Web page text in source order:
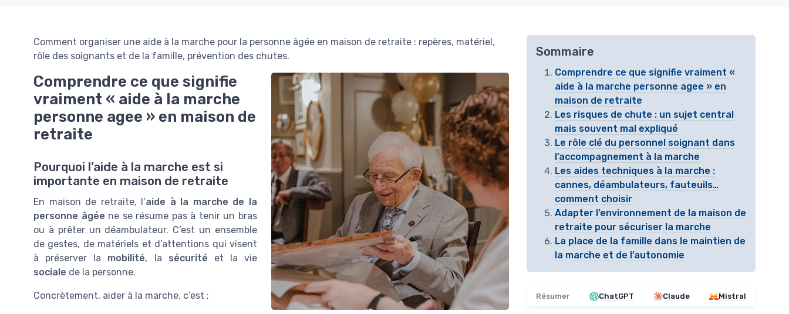
Comment organiser une aide à la marche pour la personne âgée en maison de retraite : repères, matériel,
rôle des soignants et de la famille, prévention des chutes.
Comprendre ce que signifie
vraiment « aide à la marche
personne agee » en maison de
retraite
Pourquoi l’aide à la marche est si
importante en maison de retraite
En maison de retraite, l’aide à la marche de la
personne âgée ne se résume pas à tenir un bras
ou à prêter un déambulateur. C’est un ensemble
de gestes, de matériels et d’attentions qui visent
à préserver la mobilité, la sécurité et la vie
sociale de la personne.
Concrètement, aider à la marche, c’est :
Sommaire
Comprendre ce que signifie vraiment «
aide à la marche personne agee » en
maison de retraite
Les risques de chute : un sujet central
mais souvent mal expliqué
Le rôle clé du personnel soignant dans
l’accompagnement à la marche
Les aides techniques à la marche :
cannes, déambulateurs, fauteuils…
comment choisir
Adapter l’environnement de la maison de
retraite pour sécuriser la marche
La place de la famille dans le maintien de
la marche et de l’autonomie
Résumer ChatGPT Claude Mistral